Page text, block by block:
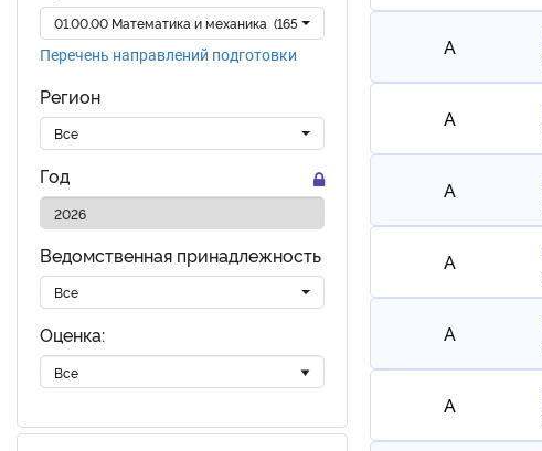
01.00.00 Математика и механика (165)
Перечень направлений подготовки
Регион
Все
Год
Ведомственная принадлежность
Все
Оценка:
A
A
A
A
A
A